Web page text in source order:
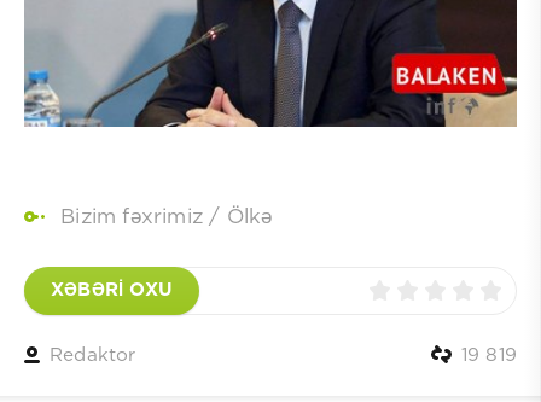
Bizim fəxrimiz / Ölkə
XƏBƏRİ OXU
Redaktor 19 819